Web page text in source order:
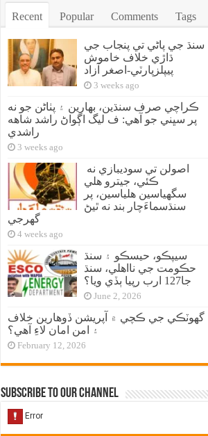
Recent Popular Comments Tags
سنڌ جي پاڻي تي پنجاب جي
ڌاڙي خلاف خاموش
پيپلزپارٽي-اصغر آزاد
3 weeks ago
ڪراچي صرف سنڌين، بهارين ۽ پٺاڻن جو نه
پر سڀني جو آهي: ف ليگ اڳواڻ راشد شاهه
راشدي
3 weeks ago
ڪئي، جيترو هلي
سگهياسين هلياسين، پر
سنڌسماءَچار بند نه ٿيڻ
گهرجي
4 weeks ago
سيپڪو، حيسڪو ۽ سنڌ
حڪومت جي نااهلي، سنڌ
جا127 ارب رپيا ٻڏي ويا؟
June 2, 2026
گهوٽڪي جي ڪچي ۾ آپريشن ڏوهارين خلاف
۽ امن امان لاءِ آهي؟
February 12, 2026
Subscribe to our Channel